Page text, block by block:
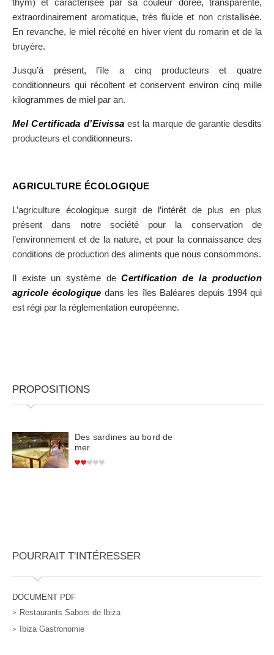
thym) et caractérisée par sa couleur dorée, transparente,
extraordinairement aromatique, très fluide et non cristallisée.
En revanche, le miel récolté en hiver vient du romarin et de la
bruyère.
Jusqu’à présent, l’île a cinq producteurs et quatre
conditionneurs qui récoltent et conservent environ cinq mille
kilogrammes de miel par an.
Mel Certificada d’Eivissa est la marque de garantie desdits
producteurs et conditionneurs.
AGRICULTURE ÉCOLOGIQUE
L’agriculture écologique surgit de l’intérêt de plus en plus
présent dans notre société pour la conservation de
l’environnement et de la nature, et pour la connaissance des
conditions de production des aliments que nous consommons.
Il existe un système deCertification de la production
agricole écologiquedans les îles Baléares depuis 1994 qui
est régi par la réglementation européenne.
PROPOSITIONS
Des sardines au bord de
mer
POURRAIT T'INTÉRESSER
DOCUMENT PDF
Restaurants Sabors de Ibiza
Ibiza Gastronomie